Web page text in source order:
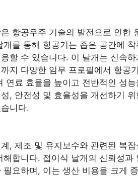
항공우주 기술의 발전으로 인한
를 통해 항공기는 좁은 공간에
할 수 있습니다. 이 날개는 신속
지 다양한 임무 프로필에서 항공
연료 효율을 높이고 전반적인 성
, 안전성 및 효율성을 개선하기
니다.
, 제조 및 유지보수와 관련된 복
합니다. 접이식 날개의 신뢰성
요하며, 이는 생산 비용을 크게